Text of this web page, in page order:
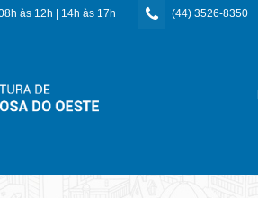
às 12h | 14h às 17h (44) 3526-8350